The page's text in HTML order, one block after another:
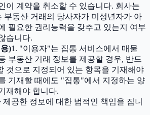
이 계약을 취소할 수 있습니다. 회사는
부동산 거래의 당사자가 미성년자가 아
필요한 권리능력을 갖추고 있는지 여부
습니다.
)1. "이용자"는 집통 서비스에서 매물
부동산 거래 정보를 제공할 경우, 반드
것으로 지정되어 있는 항목을 기재해야
기재할 때에도 "집통"에서 지정하는 양
재해야 합니다.
공한 정보에 대한 법적인 책임을 집니